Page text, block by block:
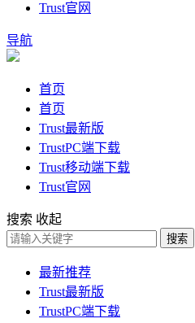
Trust官网
导航
首页
首页
Trust最新版
TrustPC端下载
Trust移动端下载
Trust官网
搜索 收起
搜索
最新推荐
Trust最新版
TrustPC端下载